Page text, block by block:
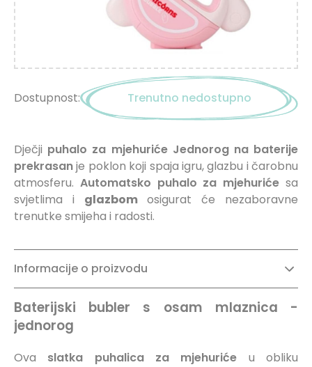
Dostupnost: Trenutno nedostupno
Dječji puhalo za mjehuriće Jednorog na baterije
prekrasanje poklon koji spaja igru, glazbu i čarobnu
atmosferu. Automatsko puhalo za mjehuriće sa
svjetlima i glazbomosigurat će nezaboravne
trenutke smijeha i radosti.
Informacije o proizvodu
Baterijski bubler s osam mlaznica -
jednorog
Ova slatka puhalica za mjehuriće u obliku